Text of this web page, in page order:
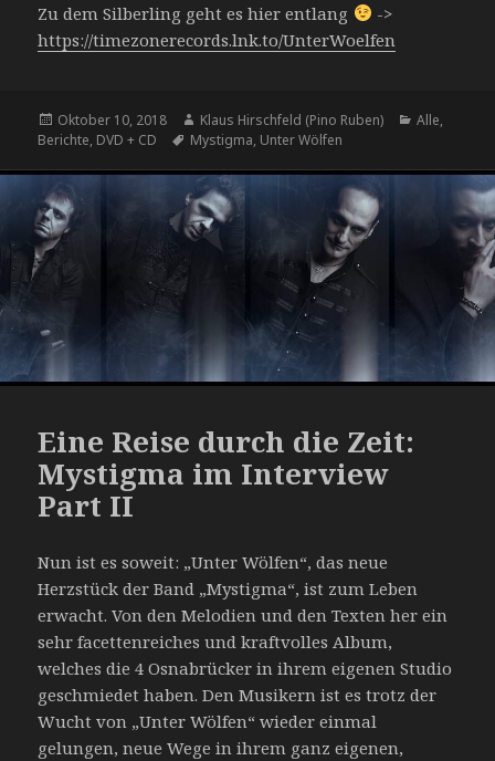
Zu dem Silberling geht es hier entlang
->
https://timezonerecords.lnk.to/UnterWoelfen
Veröffentlicht
am
Oktober 10, 2018 Autor
Klaus Hirschfeld (Pino Ruben) Kategorien
Alle,
Berichte, DVD + CD Tags
Mystigma, Unter Wölfen
Eine Reise durch die Zeit:
Mystigma im Interview
Part II
Nun ist es soweit: „Unter Wölfen“, das neue
Herzstück der Band „Mystigma“, ist zum Leben
erwacht. Von den Melodien und den Texten her ein
sehr facettenreiches und kraftvolles Album,
welches die 4 Osnabrücker in ihrem eigenen Studio
geschmiedet haben. Den Musikern ist es trotz der
Wucht von „Unter Wölfen“ wieder einmal
gelungen, neue Wege in ihrem ganz eigenen,